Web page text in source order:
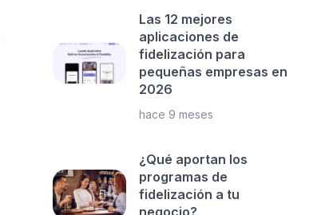
Las 12 mejores
aplicaciones de
fidelización para
pequeñas empresas en
2026
hace 9 meses
¿Qué aportan los
programas de
fidelización a tu
negocio?